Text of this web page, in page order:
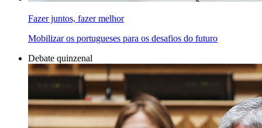
Fazer juntos, fazer melhor
Mobilizar os portugueses para os desafios do futuro
Debate quinzenal